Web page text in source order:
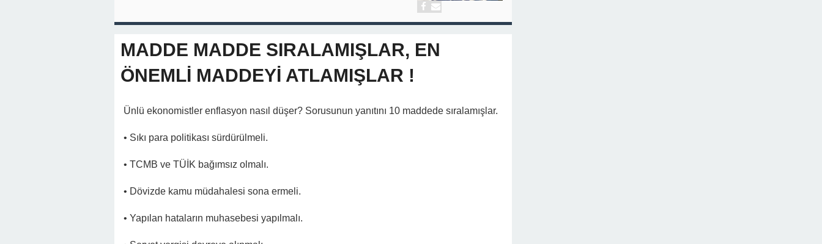
MADDE MADDE SIRALAMIŞLAR, EN
ÖNEMLİ MADDEYİ ATLAMIŞLAR !
Ünlü ekonomistler enflasyon nasıl düşer? Sorusunun yanıtını 10 maddede sıralamışlar.
• Sıkı para politikası sürdürülmeli.
• TCMB ve TÜİK bağımsız olmalı.
• Dövizde kamu müdahalesi sona ermeli.
• Yapılan hataların muhasebesi yapılmalı.